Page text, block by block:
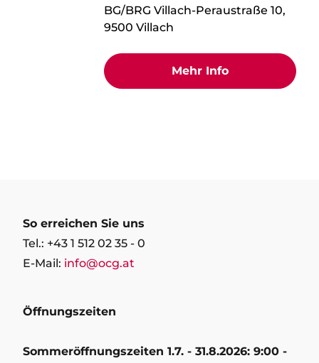
BG/BRG Villach-Peraustraße 10,
9500 Villach
Mehr Info
So erreichen Sie uns
Tel.: +43 1 512 02 35 - 0
E-Mail: info@ocg.at
Öffnungszeiten
Sommeröffnungszeiten 1.7. - 31.8.2026: 9:00 -